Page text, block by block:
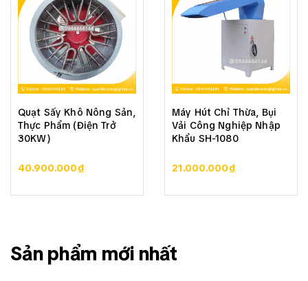
Quạt Sấy Khô Nông Sản,
Thực Phẩm (Điện Trở
30KW)
40.900.000₫
Máy Hút Chỉ Thừa, Bụi
Vải Công Nghiệp Nhập
Khẩu SH-1080
21.000.000₫
Sản phẩm mới nhất